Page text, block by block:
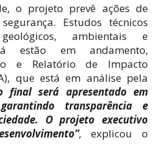
o projeto prevê ações de
Estudos técnicos
ambientais e
já estão em andamento,
e Relatório de Impacto
que está em análise pela
final será apresentado em
transparência e
O projeto executivo
, explicou o